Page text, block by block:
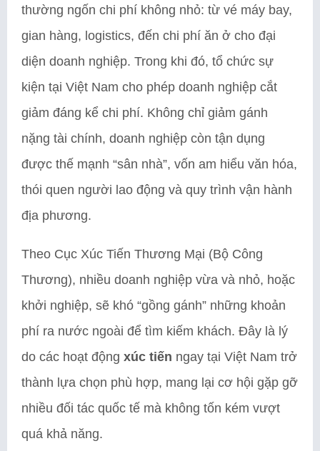
thường ngốn chi phí không nhỏ: từ vé máy bay,
gian hàng, logistics, đến chi phí ăn ở cho đại
diện doanh nghiệp. Trong khi đó, tổ chức sự
kiện tại Việt Nam cho phép doanh nghiệp cắt
giảm đáng kể chi phí. Không chỉ giảm gánh
nặng tài chính, doanh nghiệp còn tận dụng
được thế mạnh “sân nhà”, vốn am hiểu văn hóa,
thói quen người lao động và quy trình vận hành
địa phương.
Theo Cục Xúc Tiến Thương Mại (Bộ Công
Thương), nhiều doanh nghiệp vừa và nhỏ, hoặc
khởi nghiệp, sẽ khó “gồng gánh” những khoản
phí ra nước ngoài để tìm kiếm khách. Đây là lý
do các hoạt động xúc tiến ngay tại Việt Nam trở
thành lựa chọn phù hợp, mang lại cơ hội gặp gỡ
nhiều đối tác quốc tế mà không tốn kém vượt
quá khả năng.